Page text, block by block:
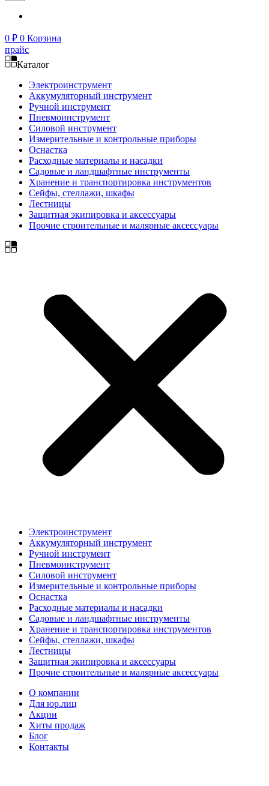
0 ₽ 0 Корзина
прайс
Каталог
Электроинструмент
Аккумуляторный инструмент
Ручной инструмент
Пневмоинструмент
Силовой инструмент
Измерительные и контрольные приборы
Оснастка
Расходные материалы и насадки
Садовые и ландшафтные инструменты
Хранение и транспортировка инструментов
Сейфы, стеллажи, шкафы
Лестницы
Защитная экипировка и аксессуары
Прочие строительные и малярные аксессуары
Электроинструмент
Аккумуляторный инструмент
Ручной инструмент
Пневмоинструмент
Силовой инструмент
Измерительные и контрольные приборы
Оснастка
Расходные материалы и насадки
Садовые и ландшафтные инструменты
Хранение и транспортировка инструментов
Сейфы, стеллажи, шкафы
Лестницы
Защитная экипировка и аксессуары
Прочие строительные и малярные аксессуары
О компании
Для юр.лиц
Акции
Хиты продаж
Блог
Контакты